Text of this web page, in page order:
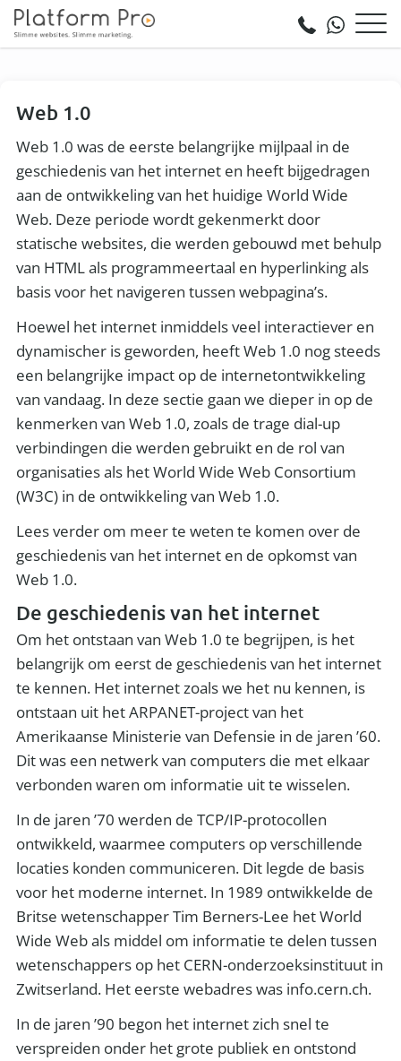
Web 1.0
Web 1.0 was de eerste belangrijke mijlpaal in de
geschiedenis van het internet en heeft bijgedragen
aan de ontwikkeling van het huidige World Wide
Web. Deze periode wordt gekenmerkt door
statische websites, die werden gebouwd met behulp
van HTML als programmeertaal en hyperlinking als
basis voor het navigeren tussen webpagina’s.
Hoewel het internet inmiddels veel interactiever en
dynamischer is geworden, heeft Web 1.0 nog steeds
een belangrijke impact op de internetontwikkeling
van vandaag. In deze sectie gaan we dieper in op de
kenmerken van Web 1.0, zoals de trage dial-up
verbindingen die werden gebruikt en de rol van
organisaties als het World Wide Web Consortium
(W3C) in de ontwikkeling van Web 1.0.
Lees verder om meer te weten te komen over de
geschiedenis van het internet en de opkomst van
Web 1.0.
De geschiedenis van het internet
Om het ontstaan van Web 1.0 te begrijpen, is het
belangrijk om eerst de geschiedenis van het internet
te kennen. Het internet zoals we het nu kennen, is
ontstaan uit het ARPANET-project van het
Amerikaanse Ministerie van Defensie in de jaren ’60.
Dit was een netwerk van computers die met elkaar
verbonden waren om informatie uit te wisselen.
In de jaren ’70 werden de TCP/IP-protocollen
ontwikkeld, waarmee computers op verschillende
locaties konden communiceren. Dit legde de basis
voor het moderne internet. In 1989 ontwikkelde de
Britse wetenschapper Tim Berners-Lee het World
Wide Web als middel om informatie te delen tussen
wetenschappers op het CERN-onderzoeksinstituut in
Zwitserland. Het eerste webadres was info.cern.ch.
In de jaren ’90 begon het internet zich snel te
verspreiden onder het grote publiek en ontstond